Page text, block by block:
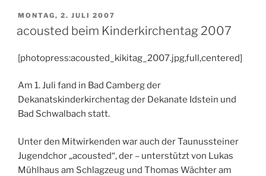
VERÖFFENTLICHT
MONTAG, 2. JULI 2007
acousted beim Kinderkirchentag 2007
[photopress:acousted_kikitag_2007.jpg,full,centered]
Am 1. Juli fand in Bad Camberg der
Dekanatskinderkirchentag der Dekanate Idstein und
Bad Schwalbach statt.
Unter den Mitwirkenden war auch der Taunussteiner
Jugendchor „acousted“, der – unterstützt von Lukas
Mühlhaus am Schlagzeug und Thomas Wächter am